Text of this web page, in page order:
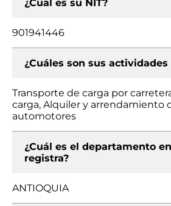
¿Cuál es su NIT?
901941446
¿Cuáles son sus
Transporte de carga por
carga, Alquiler y arrendamiento
automotores
¿Cuál es el departamento
registra?
ANTIOQUIA